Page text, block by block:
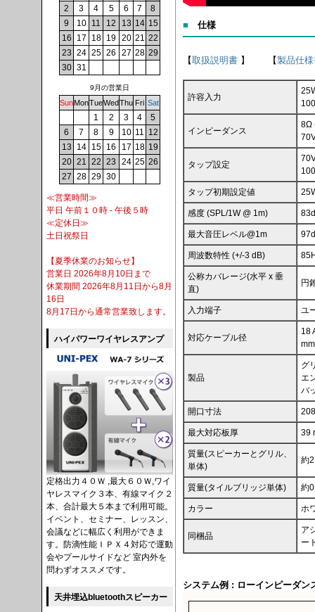
■ 仕様
【取扱説明書 】 【製品仕
許容入力
インピーダンス
8Ω
タップ設定
タップ初期設定値
感度 (SPL/1W @ 1m)
最大音圧レベル@1m
周波数特性 (+/-3 dB)
公称カバレージ(水平 x 垂
直)
円
入力端子 ユ
対応ケーブル径
18
製品
グ
エ
バ
開口寸法
最大対応板厚 39
質量(スピーカーとグリル、
単体)
約
質量(タイルブリッジ単体) 約
カラー ホ
同梱品
ア
ー
システム例 : ローインピーダン
2
3 4 5 6 7
8
9
10 11 12 13 14 15
16
17 18 19 20 21 22
23 24 25 26 27 28 29
30 31
9月の営業日
SunMonTueWedThu Fri Sat
1 2 3 4
5
6
7 8 9 10 11 12
13
14 15 16 17 18 19
20 21 22 23 24 25 26
27 28 29 30
≪営業時間≫
平日 午前１０時 - 午後５時
≪定休日≫
土日祝祭日
【夏季休業のお知らせ】
営業日 2026年8月10日まで
休業期間 2026年8月11日から8月
16日
8月17日から通常営業致します。
ハイパワーワイヤレスアンプ
定格出力４０Ｗ ,最大６０Ｗ,ワイ
ヤレスマイク３本、有線マイク２
本、合計最大５本まで利用可能。
イベント、セミナー、レッスン、
会議などに幅広く利用ができま
す。防滴性能ＩＰＸ４対応で運動
会やプールサイドなど 室内外を
問わずオススメです。
天井埋込bluetoothスピーカー